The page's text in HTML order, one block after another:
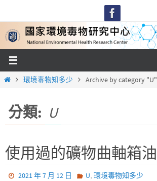
content
Home環境毒物知多少 Archive by category "U"
分類: U
使用過的礦物曲軸箱油
2021 年 7 月 12 日 U, 環境毒物知多少